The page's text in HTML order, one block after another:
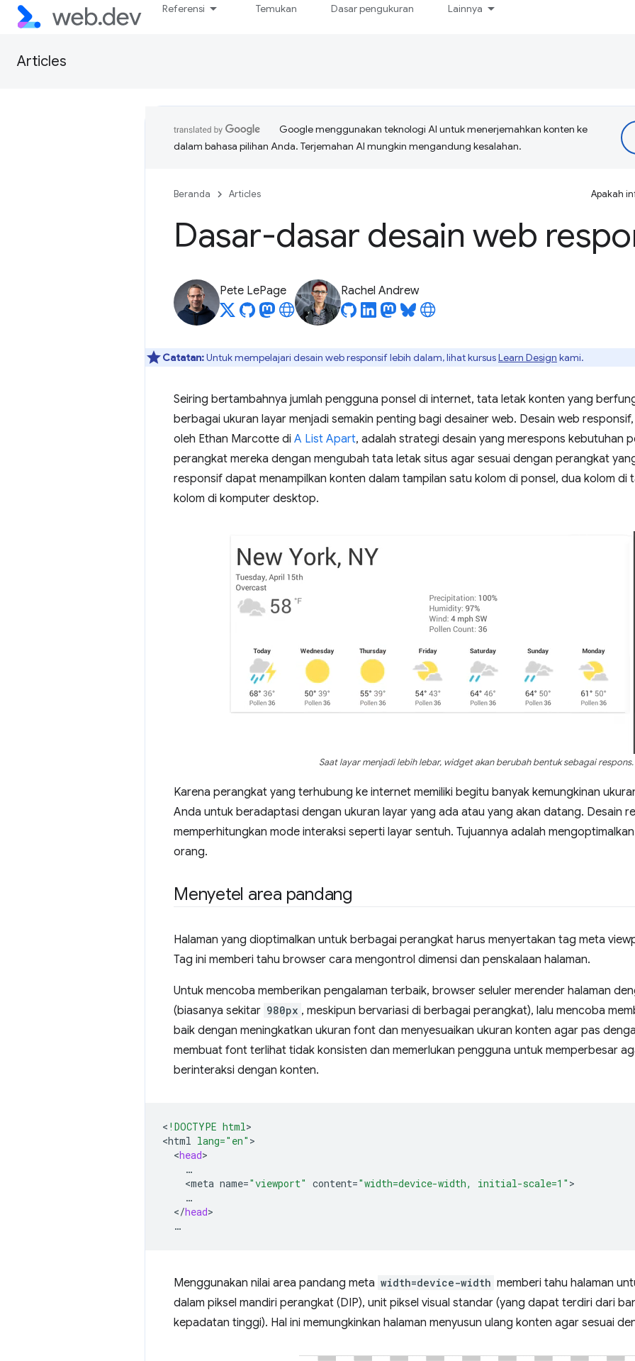
Referensi Temukan Dasar pengukuran Lainnya
Articles
Google menggunakan teknologi AI untuk menerjemahkan konten ke
dalam bahasa pilihan Anda. Terjemahan AI mungkin mengandung kesalahan.
Beranda Articles Apakah
Dasar-dasar desain web
Pete LePage Rachel Andrew
Catatan:Untuk mempelajari desain web responsif lebih dalam, lihat kursusLearn Design kami.
Seiring bertambahnya jumlah pengguna ponsel di internet, tata letak konten yang
berbagai ukuran layar menjadi semakin penting bagi desainer web. Desain web
oleh Ethan Marcotte di A List Apart, adalah strategi desain yang merespons kebutuhan
perangkat mereka dengan mengubah tata letak situs agar sesuai dengan perangkat
responsif dapat menampilkan konten dalam tampilan satu kolom di ponsel, dua kolom
kolom di komputer desktop.
Saat layar menjadi lebih lebar, widget akan berubah bentuk sebagai respons.
Karena perangkat yang terhubung ke internet memiliki begitu banyak kemungkinan
Anda untuk beradaptasi dengan ukuran layar yang ada atau yang akan datang. Desain
memperhitungkan mode interaksi seperti layar sentuh. Tujuannya adalah
orang.
Menyetel area pandang
Halaman yang dioptimalkan untuk berbagai perangkat harus menyertakan tag meta
Tag ini memberi tahu browser cara mengontrol dimensi dan penskalaan halaman.
Untuk mencoba memberikan pengalaman terbaik, browser seluler merender halaman
(biasanya sekitar 980px , meskipun bervariasi di berbagai perangkat), lalu mencoba
baik dengan meningkatkan ukuran font dan menyesuaikan ukuran konten agar pas
membuat font terlihat tidak konsisten dan memerlukan pengguna untuk memperbesar
berinteraksi dengan konten.
< !DOCTYPE html>
<html lang="en"
<head
<meta name="viewport" content="width=device-width, initial-scale=1"
</head
Menggunakan nilai area pandang meta width=device-width memberi tahu halaman
dalam piksel mandiri perangkat (DIP), unit piksel visual standar (yang dapat terdiri dari
kepadatan tinggi). Hal ini memungkinkan halaman menyusun ulang konten agar sesuai